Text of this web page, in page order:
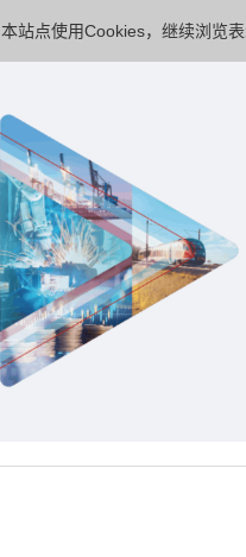
本站点使用Cookies，继续浏览